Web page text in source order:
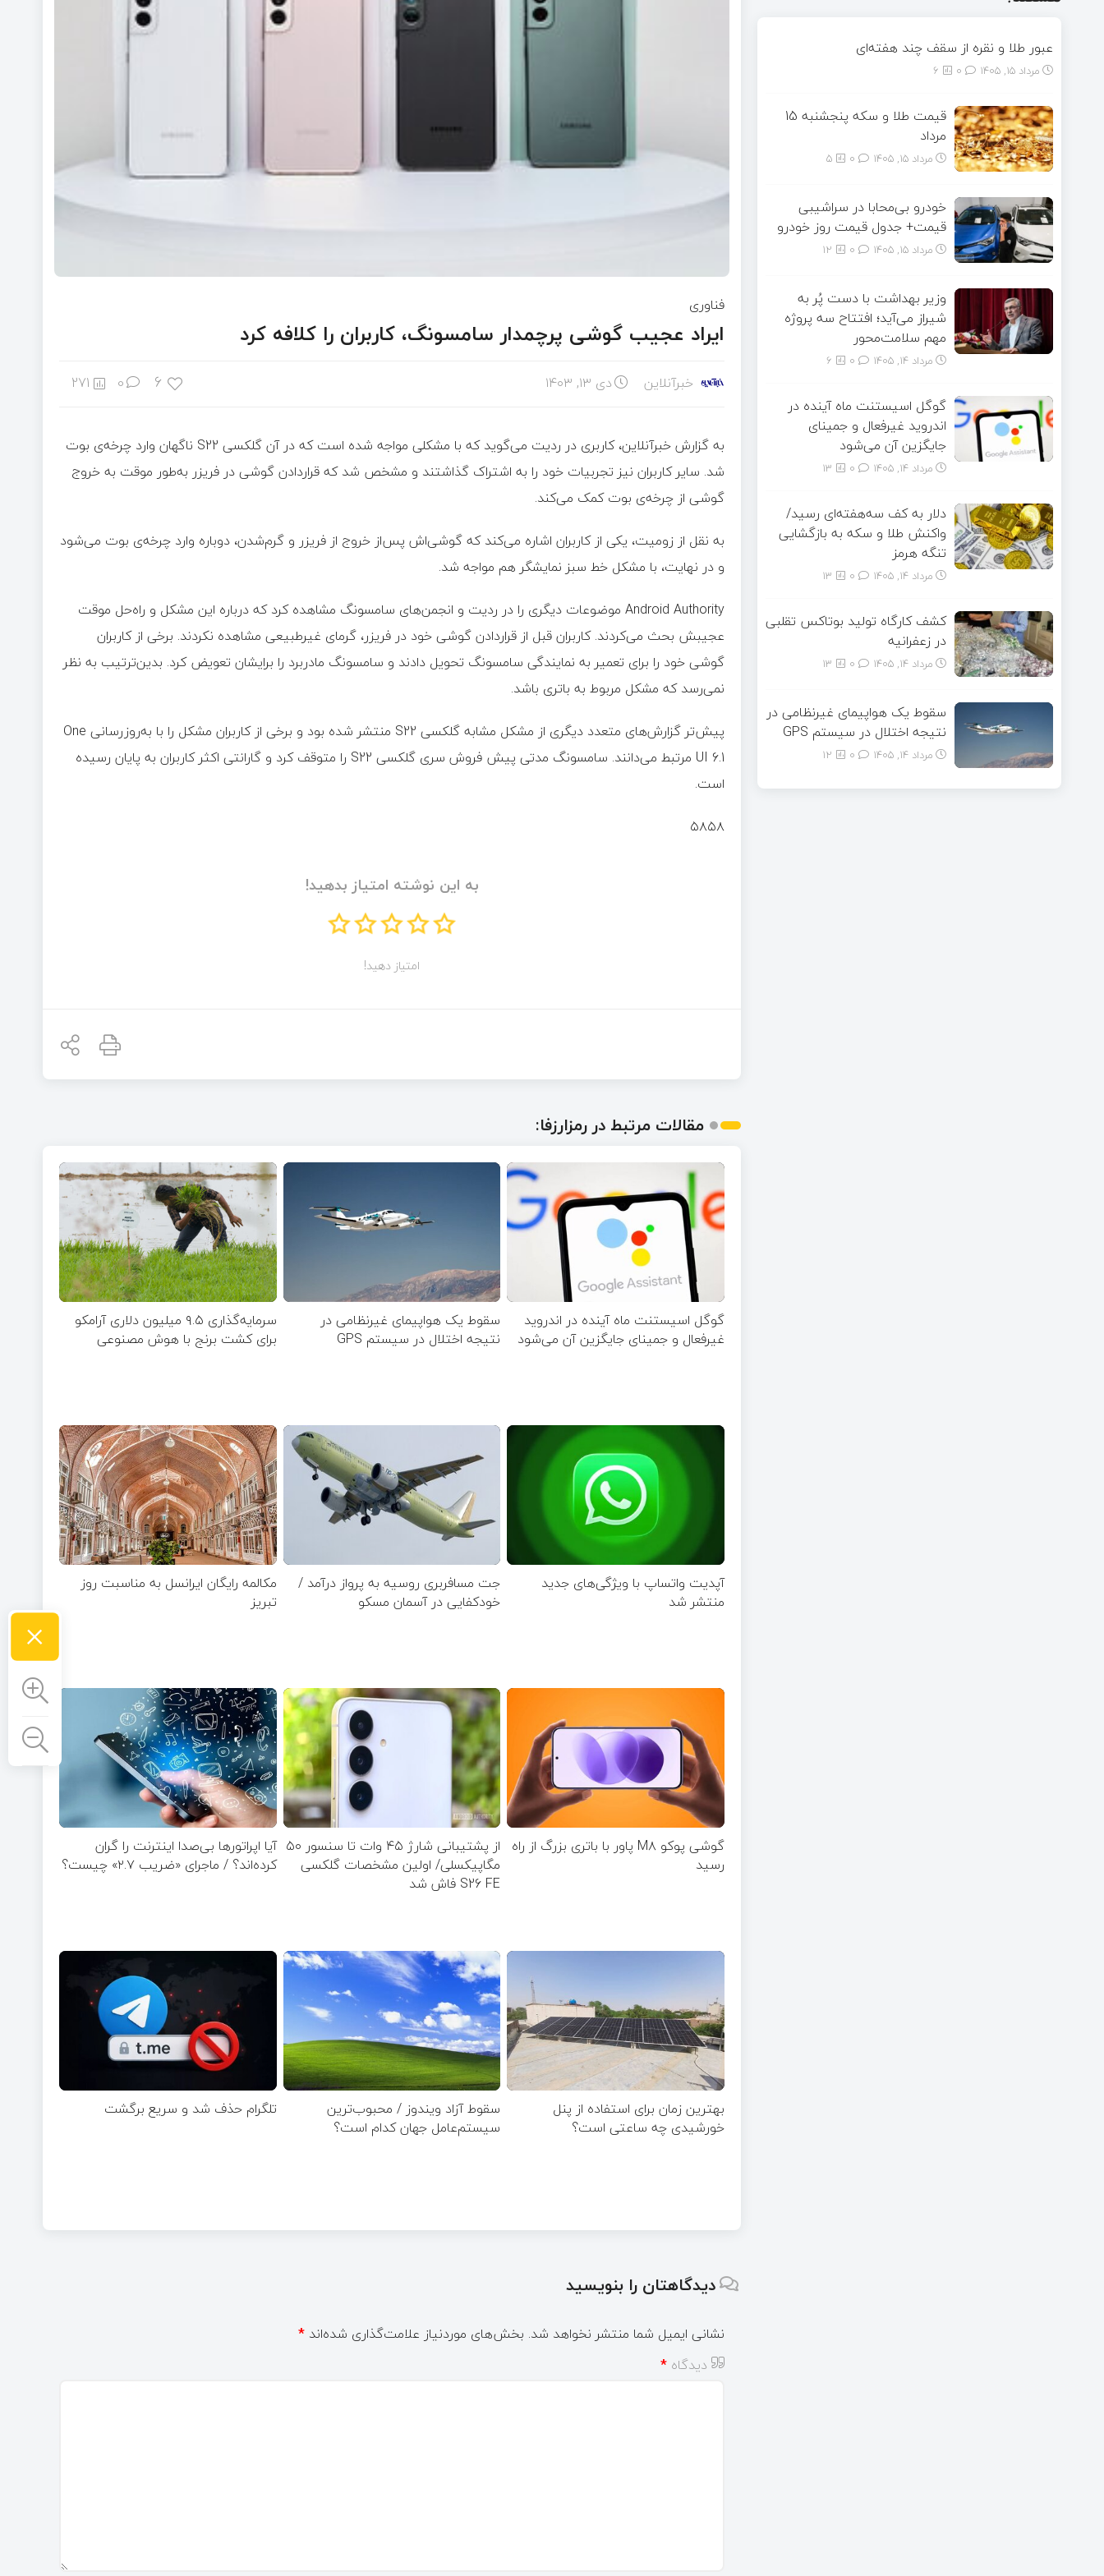
فناوری
ایراد عجیب گوشی پرچمدار سامسونگ، کاربران را کلافه کرد
خبرآنلاین دی ۱۳, ۱۴۰۳ 6
0
271
به گزارش خبرآنلاین، کاربری در ردیت می‌گوید که با مشکلی مواجه شده است که در آن گلکسی S22 ناگهان وارد چرخه‌ی بوت
شد. سایر کاربران نیز تجربیات خود را به اشتراک گذاشتند و مشخص شد که قراردادن گوشی در فریزر به‌طور موقت به خروج
گوشی از چرخه‌ی بوت کمک می‌کند.
به نقل از زومیت، یکی از کاربران اشاره می‌کند که گوشی‌اش پس‌از خروج از فریزر و گرم‌شدن، دوباره وارد چرخه‌ی بوت می‌شود
و در نهایت، با مشکل خط سبز نمایشگر هم مواجه شد.
Android Authority موضوعات دیگری را در ردیت و انجمن‌های سامسونگ مشاهده کرد که درباره این مشکل و راه‌حل موقت
عجیبش بحث می‌کردند. کاربران قبل از قراردادن گوشی‌ خود در فریزر، گرمای غیرطبیعی‌ مشاهده نکردند. برخی از کاربران
گوشی‌ خود را برای تعمیر به نمایندگی سامسونگ تحویل دادند و سامسونگ مادربرد را برایشان تعویض کرد. بدین‌ترتیب به نظر
نمی‌رسد که مشکل مربوط به باتری باشد.
پیش‌تر گزارش‌های متعدد دیگری از مشکل مشابه گلکسی S22 منتشر شده بود و برخی از کاربران مشکل را با به‌روزرسانی One
UI 6.1 مرتبط می‌دانند. سامسونگ مدتی پیش فروش سری گلکسی S22 را متوقف کرد و گارانتی اکثر کاربران به پایان رسیده
است.
۵۸۵۸
به این نوشته امتیاز بدهید!
امتیاز دهید!
مقالات مرتبط در رمزارزفا:
گوگل اسیستنت ماه آینده در اندروید
غیرفعال و جمینای جایگزین آن می‌شود
سقوط یک هواپیمای غیرنظامی در
نتیجه اختلال در سیستم‌ GPS
سرمایه‌گذاری ۹.۵ میلیون دلاری آرامکو
برای کشت برنج با هوش مصنوعی
آپدیت‌ واتساپ با ویژگی‌های جدید
منتشر شد
جت مسافربری روسیه به پرواز درآمد /
خودکفایی در آسمان مسکو
مکالمه رایگان ایرانسل به مناسبت روز
تبریز
گوشی پوکو M۸ پاور با باتری بزرگ از راه
رسید
از پشتیبانی شارژ ۴۵ وات تا سنسور ۵۰
مگاپیکسلی/ اولین مشخصات گلکسی
S26 FE فاش شد
آیا اپراتورها بی‌صدا اینترنت را گران
کرده‌اند؟ / ماجرای «ضریب ۲.۷» چیست؟
بهترین زمان برای استفاده از پنل
خورشیدی چه ساعتی است؟
سقوط آزاد ویندوز / محبوب‌ترین
سیستم‌عامل جهان کدام است؟
تلگرام حذف شد و سریع برگشت
دیدگاهتان را بنویسید
نشانی ایمیل شما منتشر نخواهد شد. بخش‌های موردنیاز علامت‌گذاری شده‌اند *
دیدگاه *
عبور طلا و نقره از سقف چند هفته‌ای
مرداد ۱۵, ۱۴۰۵ 6
قیمت طلا و سکه پنجشنبه 15
مرداد
مرداد ۱۵, ۱۴۰۵ 5
خودرو بی‌محابا در سراشیبی
قیمت+ جدول قیمت روز خودرو
مرداد ۱۵, ۱۴۰۵ 12
وزیر بهداشت با دست پُر به
شیراز می‌آید؛ افتتاح سه پروژه
مهم سلامت‌محور
مرداد ۱۴, ۱۴۰۵ 6
گوگل اسیستنت ماه آینده در
اندروید غیرفعال و جمینای
جایگزین آن می‌شود
مرداد ۱۴, ۱۴۰۵ 13
دلار به کف سه‌هفته‌ای رسید/
واکنش طلا و سکه به بازگشایی
تنگه هرمز
مرداد ۱۴, ۱۴۰۵ 13
کشف کارگاه تولید بوتاکس تقلبی
در زعفرانیه
مرداد ۱۴, ۱۴۰۵ 13
سقوط یک هواپیمای غیرنظامی در
نتیجه اختلال در سیستم‌ GPS
مرداد ۱۴, ۱۴۰۵ 12
×